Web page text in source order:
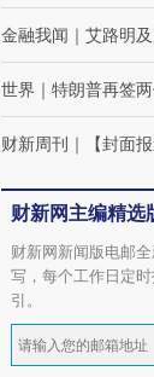
金融我闻 ｜ 艾路明
世界 ｜ 特朗普再签
财新周刊 ｜ 【封面
财新网主编精选
财新网新闻版电邮
写，每个工作日定
引。